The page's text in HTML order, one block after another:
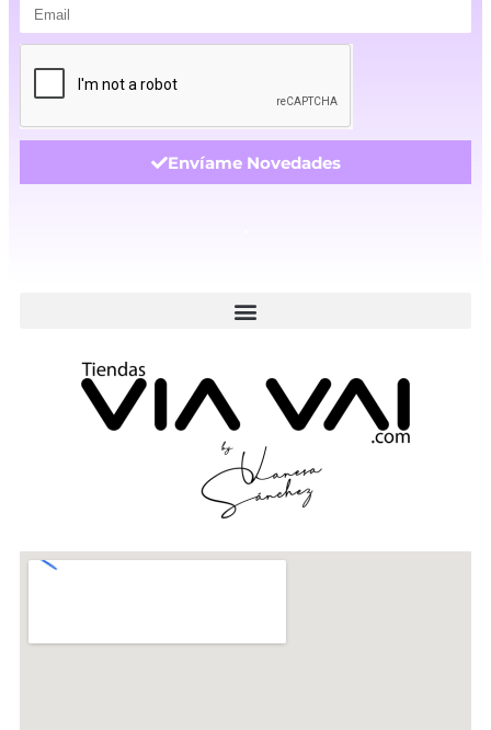
Envíame Novedades